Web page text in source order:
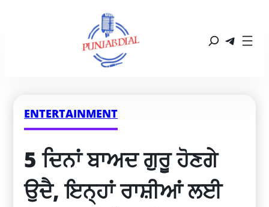
ENTERTAINMENT
5 ਦਿਨਾਂ ਬਾਅਦ ਗੁਰੂ ਹੋਣਗੇ
ਉਦੈ, ਇਨ੍ਹਾਂ ਰਾਸ਼ੀਆਂ ਲਈ